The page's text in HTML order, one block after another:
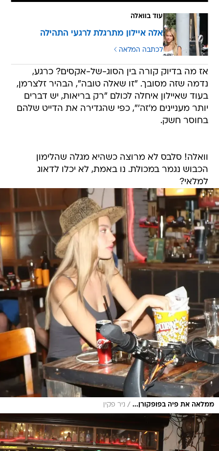
עוד בוואלה
אלה איילון מתרגלת לרגעי התהילה
לכתבה המלאה
אז מה בדיוק קורה בין הסוג-של-אקסים? כרגע,
נדמה שזה מסובך. "זו שאלה טובה", הבהיר זלצרמן,
בעוד שאיילון איחלה לכולם "רק בריאות, יש דברים
יותר מעניינים מ'זה'", כפי שהגדירה את הדייט שלהם
בחוסר חשק.
וואלה! סלבס לא מרוצה כשהיא מגלה שהלימון
הכבוש נגמר במכולת. נו באמת, לא יכלו לדאוג
למלאי?
ממלאה את פיה בפופקורן... / ניר פקין